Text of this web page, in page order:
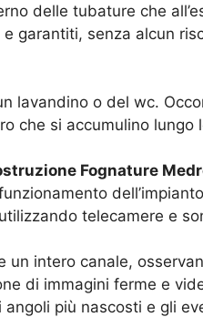
delle tubature che
garantiti, senza alcun
lavandino o del wc.
che si accumulino lungo
Fognature
telecamere e
un intero canale,
di immagini ferme e
più nascosti e gli